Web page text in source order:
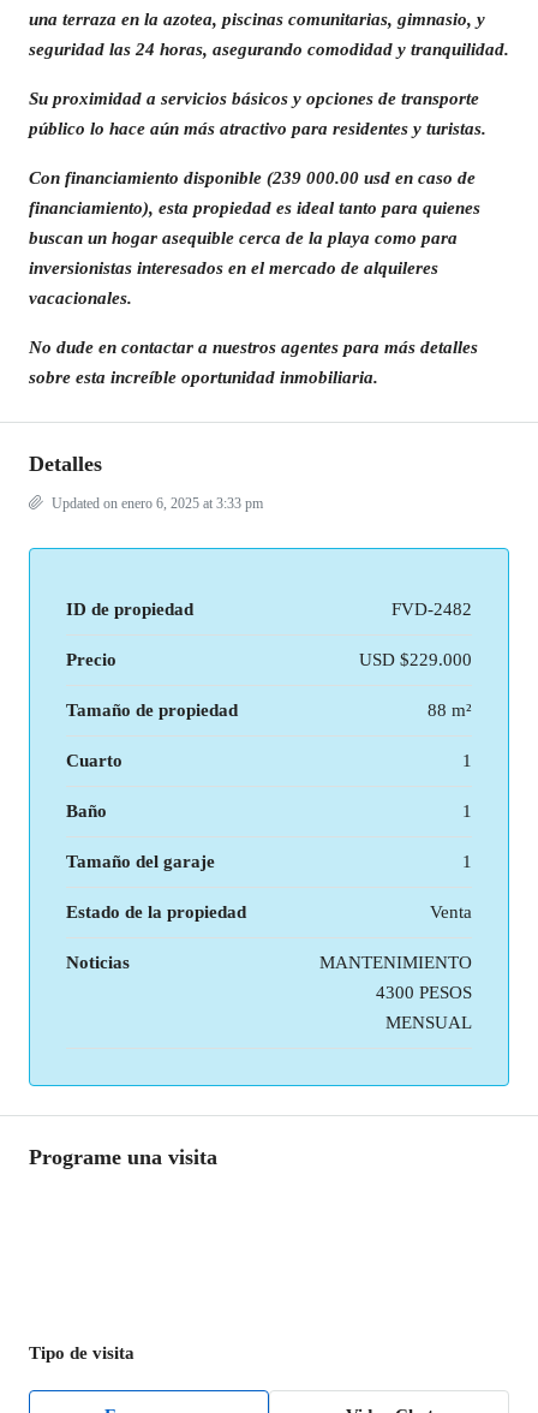
una terraza en la azotea, piscinas comunitarias, gimnasio, y
seguridad las 24 horas, asegurando comodidad y tranquilidad.
Su proximidad a servicios básicos y opciones de transporte
público lo hace aún más atractivo para residentes y turistas.
Con financiamiento disponible (239 000.00 usd en caso de
financiamiento), esta propiedad es ideal tanto para quienes
buscan un hogar asequible cerca de la playa como para
inversionistas interesados en el mercado de alquileres
vacacionales.
No dude en contactar a nuestros agentes para más detalles
sobre esta increíble oportunidad inmobiliaria.
Detalles
Updated on enero 6, 2025 at 3:33 pm
ID de propiedad FVD-2482
Precio USD $229.000
Tamaño de propiedad 88 m²
Cuarto 1
Baño 1
Tamaño del garaje 1
Estado de la propiedad Venta
Noticias
MANTENIMIENTO
4300 PESOS
MENSUAL
Programe una visita
Tipo de visita